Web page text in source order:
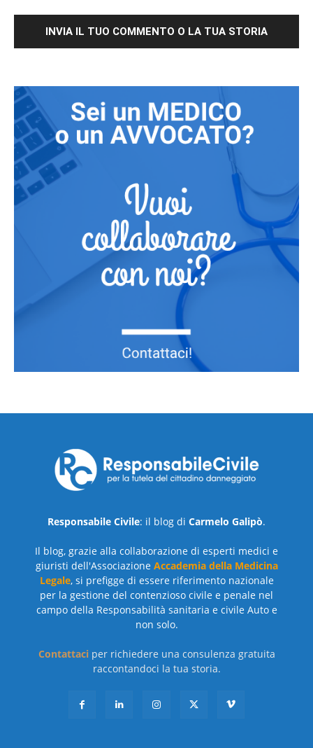
Responsabile Civile: il blog di Carmelo Galipò.
Il blog, grazie alla collaborazione di esperti medici e
giuristi dell'Associazione Accademia della Medicina
Legale, si prefigge di essere riferimento nazionale
per la gestione del contenzioso civile e penale nel
campo della Responsabilità sanitaria e civile Auto e
non solo.
Contattaciper richiedere una consulenza gratuita
raccontandoci la tua storia.